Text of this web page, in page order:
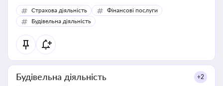
корисне для власника бізнесу, керівника, юриста або
бухгалтера під час оподаткування, приватизації, оренди
державного майна, корпоративних угод і перевірки
статусу суб'єктів оціночної діяльності
Страхова діяльність
Фінансові послуги
Будівельна діяльність
Будівельна діяльність +2